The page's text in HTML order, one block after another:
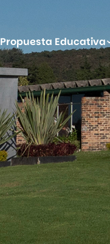
Propuesta Educativa